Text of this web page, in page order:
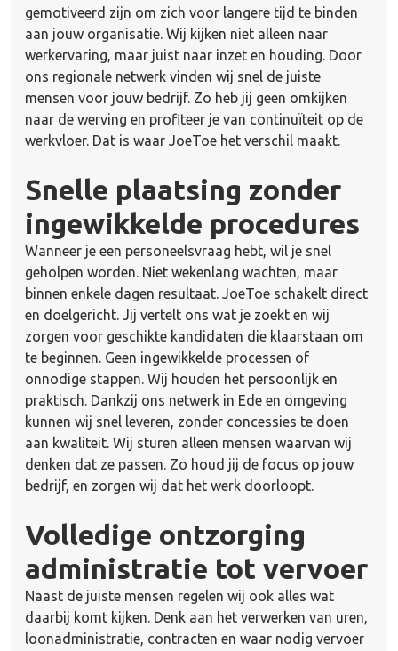
gemotiveerd zijn om zich voor langere tijd te binden
aan jouw organisatie. Wij kijken niet alleen naar
werkervaring, maar juist naar inzet en houding. Door
ons regionale netwerk vinden wij snel de juiste
mensen voor jouw bedrijf. Zo heb jij geen omkijken
naar de werving en profiteer je van continuïteit op de
werkvloer. Dat is waar JoeToe het verschil maakt.
Snelle plaatsing zonder
ingewikkelde procedures
Wanneer je een personeelsvraag hebt, wil je snel
geholpen worden. Niet wekenlang wachten, maar
binnen enkele dagen resultaat. JoeToe schakelt direct
en doelgericht. Jij vertelt ons wat je zoekt en wij
zorgen voor geschikte kandidaten die klaarstaan om
te beginnen. Geen ingewikkelde processen of
onnodige stappen. Wij houden het persoonlijk en
praktisch. Dankzij ons netwerk in Ede en omgeving
kunnen wij snel leveren, zonder concessies te doen
aan kwaliteit. Wij sturen alleen mensen waarvan wij
denken dat ze passen. Zo houd jij de focus op jouw
bedrijf, en zorgen wij dat het werk doorloopt.
Volledige ontzorging
administratie tot vervoer
Naast de juiste mensen regelen wij ook alles wat
daarbij komt kijken. Denk aan het verwerken van uren,
loonadministratie, contracten en waar nodig vervoer